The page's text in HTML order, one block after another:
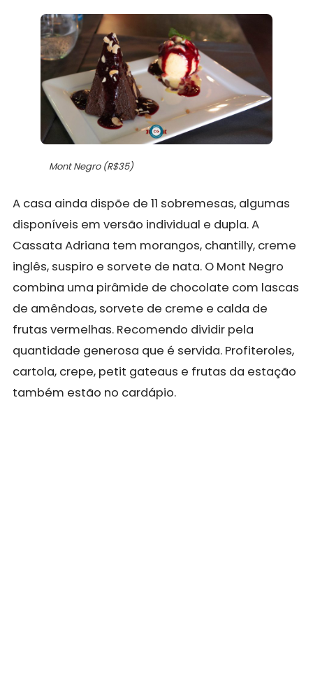
Mont Negro (R$35)
A casa ainda dispõe de 11 sobremesas, algumas
disponíveis em versão individual e dupla. A
Cassata Adriana tem morangos, chantilly, creme
inglês, suspiro e sorvete de nata. O Mont Negro
combina uma pirâmide de chocolate com lascas
de amêndoas, sorvete de creme e calda de
frutas vermelhas. Recomendo dividir pela
quantidade generosa que é servida. Profiteroles,
cartola, crepe, petit gateaus e frutas da estação
também estão no cardápio.